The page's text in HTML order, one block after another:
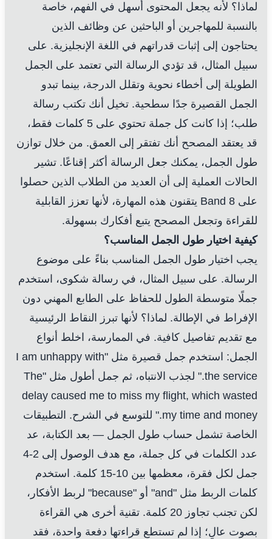
لماذا؟ لأنه يجعل المحتوى أسهل في الفهم، خاصة
بالنسبة للمهاجرين أو الباحثين عن وظائف الذين
يحتاجون إلى إثبات قدراتهم في اللغة الإنجليزية. على
سبيل المثال، قد تؤدي الرسالة التي تعتمد على الجمل
الطويلة إلى أخطاء نحوية وتقلل الدرجة، بينما تبدو
الجمل القصيرة جدًا سطحية. تخيل أنك تكتب رسالة
طلب؛ إذا كانت كل جملة تحتوي على 5 كلمات فقط،
قد يعتقد المصحح أنك تفتقر إلى العمق. من خلال توازن
طول الجمل، يمكنك جعل الرسالة أكثر إقناعًا. تشير
الحالات العملية إلى أن العديد من الطلاب الذين حصلوا
على Band 8 يتقنون هذه المهارة، لأنها تعزز القابلية
للقراءة وتجعل المصحح يتبع أفكارك بسهولة.
كيفية اختيار طول الجمل المناسب؟
يجب اختيار طول الجمل المناسب بناءً على موضوع
الرسالة. على سبيل المثال، في رسالة شكوى، استخدم
جملًا متوسطة الطول للحفاظ على الطابع المهني دون
الإفراط في الإطالة. لماذا؟ لأنها تبرز النقاط الرئيسية
مع تقديم تفاصيل كافية. في الممارسة، اخلط أنواع
الجمل: استخدم جمل قصيرة مثل "I am unhappy with
the service." لجذب الانتباه، ثم جمل أطول مثل "The
delay caused me to miss my flight, which wasted
my time and money." للتوسع في الشرح. التطبيقات
الخاصة تشمل حساب طول الجمل — بعد الكتابة، عد
عدد الكلمات في كل جملة، مع هدف الوصول إلى 2-4
جمل لكل فقرة، معظمها بين 10-15 كلمة. استخدم
كلمات الربط مثل "and" أو "because" لربط الأفكار،
لكن تجنب تجاوز 20 كلمة. تقنية أخرى هي القراءة
بصوت عالٍ؛ إذا لم تستطع قراءتها دفعة واحدة، فقد